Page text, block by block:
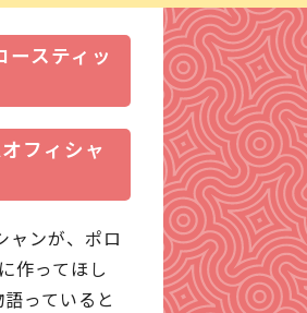
スティッ
フィシャ
ャンが、ポロ
作ってほし
っていると